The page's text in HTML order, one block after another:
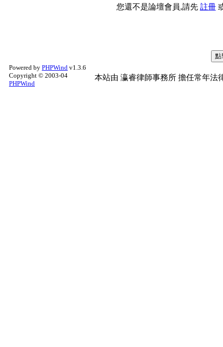
您還不是論壇會員,請先 註冊
Powered by PHPWind v1.3.6
Copyright © 2003-04
PHPWind
本站由 瀛睿律師事務所 擔任常年法